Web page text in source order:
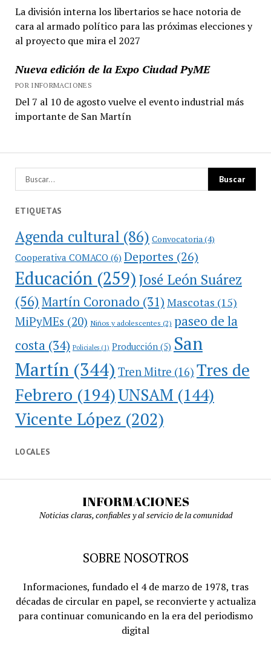
La división interna los libertarios se hace notoria de
cara al armado político para las próximas elecciones y
al proyecto que mira el 2027
Nueva edición de la Expo Ciudad PyME
POR INFORMACIONES
Del 7 al 10 de agosto vuelve el evento industrial más
importante de San Martín
ETIQUETAS
Agenda cultural (86) Convocatoria (4)
Cooperativa COMACO(6) Deportes (26)
Educación(259)José León Suárez
(56)Martín Coronado (31) Mascotas (15)
MiPyMEs (20) Niños y adolescentes (2) paseo de la
costa(34) Policiales(1) Producción(5) San
Martín(344) Tren Mitre (16) Tres de
Febrero (194)UNSAM (144)
Vicente López (202)
LOCALES
INFORMACIONES
Noticias claras, confiables y al servicio de la comunidad
SOBRE NOSOTROS
Informaciones, fundado el 4 de marzo de 1978, tras
décadas de circular en papel, se reconvierte y actualiza
para continuar comunicando en la era del periodismo
digital